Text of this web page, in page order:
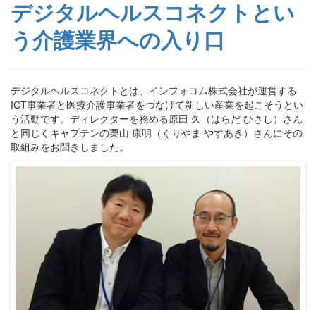
デジタルヘルスコネクトとい
う介護業界への入り口
デジタルヘルスコネクトとは、インフォコム株式会社が運営する
ICT事業者と医療介護事業者をつなげて新しい産業を起こそうとい
う活動です。ディレクターを務める原田 久（はらだ ひさし）さん
と同じくキャプテンの栗山 康明（くりやま やすあき）さんにその
取組みをお聞きしました。